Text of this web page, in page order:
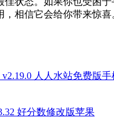
相信它会给你带来惊喜
人人水站免费版手
好分数修改版苹果